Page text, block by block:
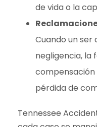
de vida o la
Cuando un
negligencia, la
pérdida de
Tennessee